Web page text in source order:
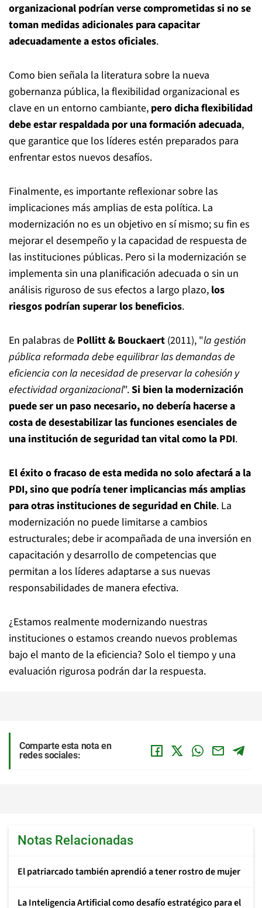
organizacional podrían verse comprometidas si no se
toman medidas adicionales para capacitar
adecuadamente a estos oficiales.
Como bien señala la literatura sobre la nueva
gobernanza pública, la flexibilidad organizacional es
clave en un entorno cambiante, pero dicha flexibilidad
debe estar respaldada por una formación adecuada,
que garantice que los líderes estén preparados para
enfrentar estos nuevos desafíos.
Finalmente, es importante reflexionar sobre las
implicaciones más amplias de esta política. La
modernización no es un objetivo en sí mismo; su fin es
mejorar el desempeño y la capacidad de respuesta de
las instituciones públicas. Pero si la modernización se
implementa sin una planificación adecuada o sin un
análisis riguroso de sus efectos a largo plazo, los
riesgos podrían superar los beneficios.
En palabras de Pollitt & Bouckaert (2011), "la gestión
pública reformada debe equilibrar las demandas de
eficiencia con la necesidad de preservar la cohesión y
efectividad organizacional".Si bien la modernización
puede ser un paso necesario, no debería hacerse a
costa de desestabilizar las funciones esenciales de
una institución de seguridad tan vital como la PDI.
El éxito o fracaso de esta medida no solo afectará a la
PDI, sino que podría tener implicancias más amplias
para otras instituciones de seguridad en Chile. La
modernización no puede limitarse a cambios
estructurales; debe ir acompañada de una inversión en
capacitación y desarrollo de competencias que
permitan a los líderes adaptarse a sus nuevas
responsabilidades de manera efectiva.
¿Estamos realmente modernizando nuestras
instituciones o estamos creando nuevos problemas
bajo el manto de la eficiencia? Solo el tiempo y una
evaluación rigurosa podrán dar la respuesta.
Comparte esta nota en
redes sociales:
Notas Relacionadas
El patriarcado también aprendió a tener rostro de mujer
La Inteligencia Artificial como desafío estratégico para el